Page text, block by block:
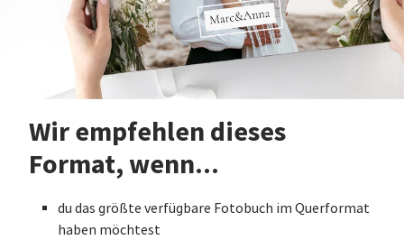
Wir empfehlen dieses
Format, wenn...
du das größte verfügbare Fotobuch im Querformat
haben möchtest